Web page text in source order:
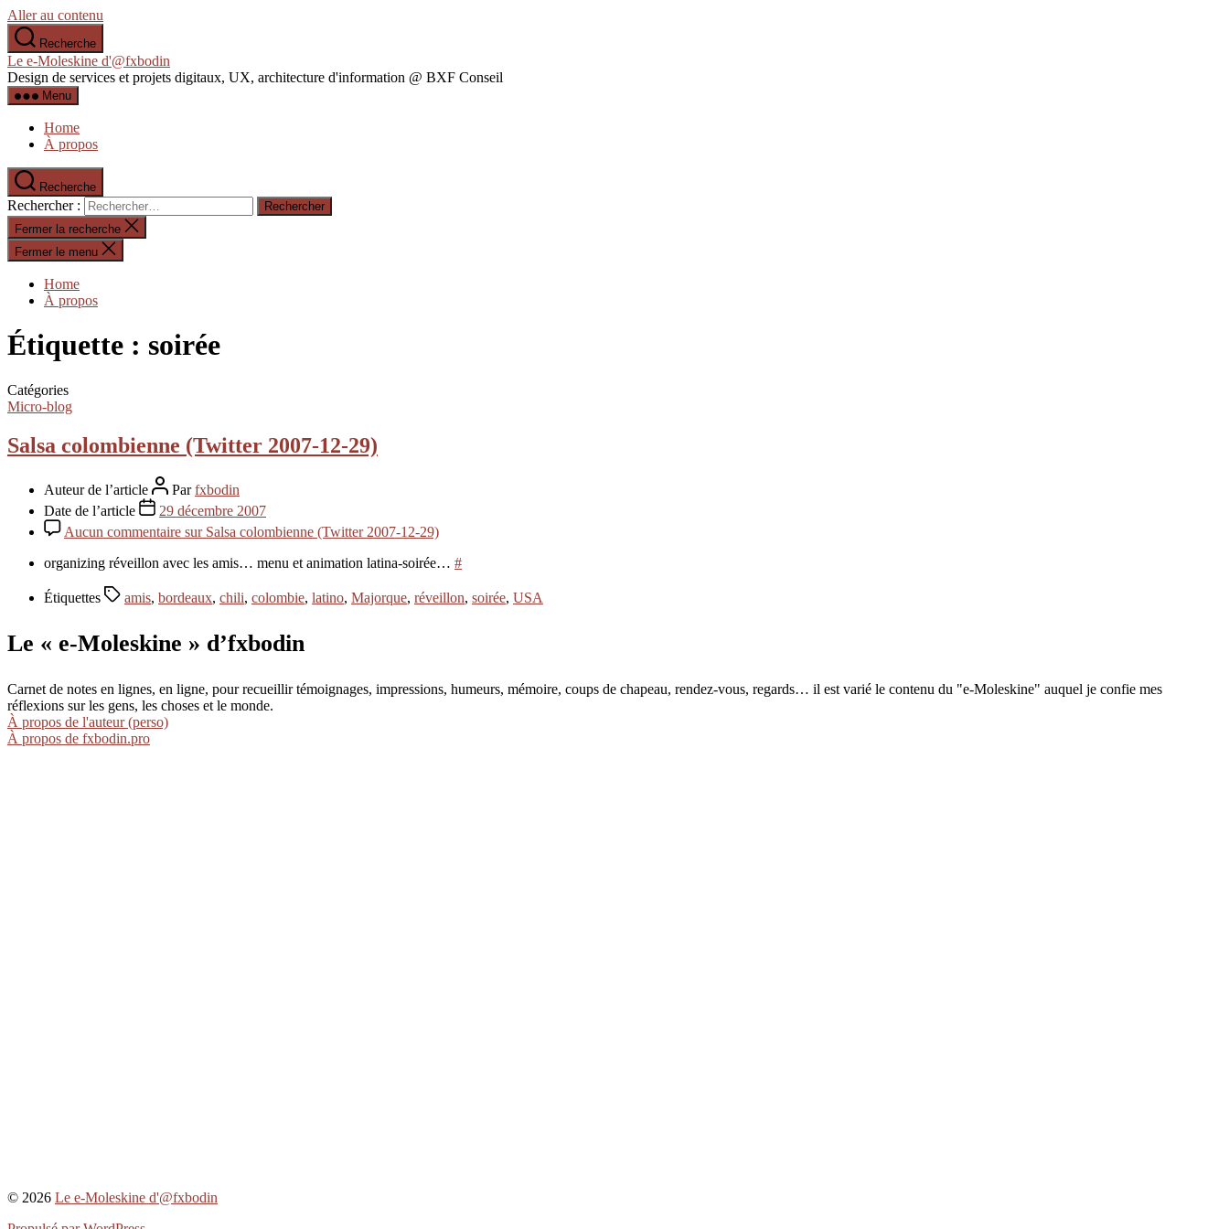
Aller au contenu
Recherche
Le e-Moleskine d'@fxbodin
Design de services et projets digitaux, UX, architecture d'information @ BXF Conseil
Menu
Home
À propos
Recherche
Rechercher :
Fermer la recherche
Fermer le menu
Home
À propos
Étiquette : soirée
Catégories
Micro-blog
Salsa colombienne (Twitter 2007-12-29)
Auteur de l’article Parfxbodin
Date de l’article
29 décembre 2007
Aucun commentaire sur Salsa colombienne (Twitter 2007-12-29)
organizing réveillon avec les amis… menu et animation latina-soirée… #
Étiquettes amis, bordeaux, chili, colombie, latino, Majorque, réveillon, soirée, USA
Le « e-Moleskine » d’fxbodin
Carnet de notes en lignes, en ligne, pour recueillir témoignages, impressions, humeurs, mémoire, coups de chapeau, rendez-vous, regards… il est varié le contenu du "e-Moleskine" auquel je confie mes
réflexions sur les gens, les choses et le monde.
À propos de l'auteur (perso)
À propos de fxbodin.pro
© 2026 Le e-Moleskine d'@fxbodin